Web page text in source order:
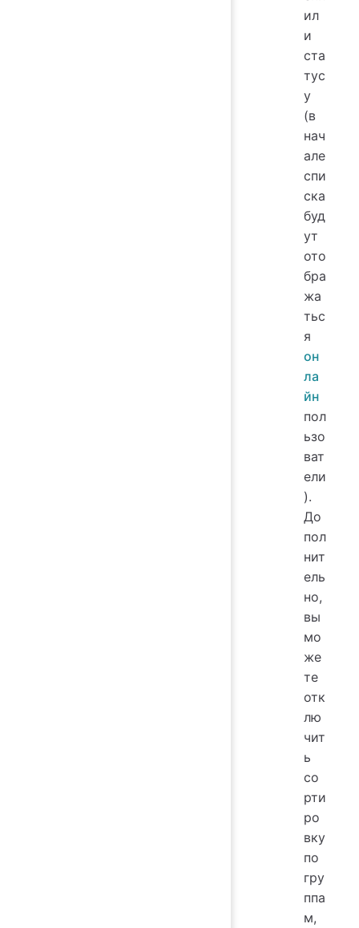
ил
и
ста
тус
у
(в
нач
але
спи
ска
буд
ут
ото
бра
жа
тьс
я
он
ла
йн
пол
ьзо
ват
ели
).
До
пол
нит
ель
но,
вы
мо
же
те
отк
лю
чит
ь
со
рти
ро
вку
по
гру
ппа
м,